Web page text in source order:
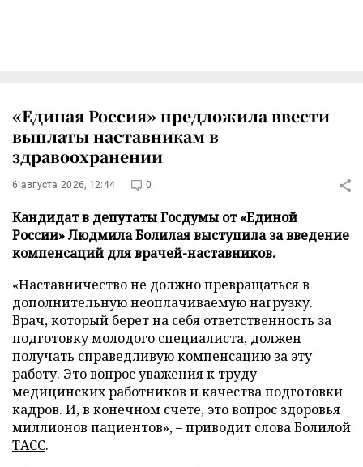
«Единая Россия» предложила ввести
выплаты наставникам в
здравоохранении
6 августа 2026, 12:44 0
Кандидат в депутаты Госдумы от «Единой
России» Людмила Болилая выступила за введение
компенсаций для врачей-наставников.
«Наставничество не должно превращаться в
дополнительную неоплачиваемую нагрузку.
Врач, который берет на себя ответственность за
подготовку молодого специалиста, должен
получать справедливую компенсацию за эту
работу. Это вопрос уважения к труду
медицинских работников и качества подготовки
кадров. И, в конечном счете, это вопрос здоровья
миллионов пациентов», – приводит слова Болилой
ТАСС.